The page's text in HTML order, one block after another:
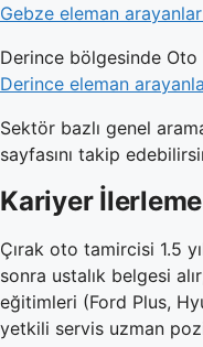
Gebze eleman
Derince bölgesinde
Derince eleman
Sektör bazlı genel
sayfasını takip
Kariyer İlerleme
Çırak oto tamircisi 1.5
sonra ustalık belgesi
eğitimleri (Ford Plus,
yetkili servis uzman